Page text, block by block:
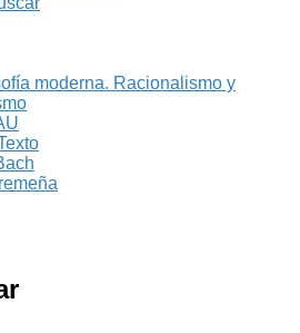
moderna. Racionalismo y